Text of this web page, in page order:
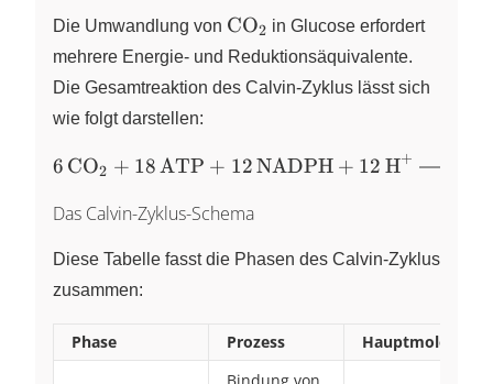
Die Umwandlung von \ce{CO2}
COX
2 in Glucose erfordert
mehrere Energie- und Reduktionsäquivalente.
Die Gesamtreaktion des Calvin-Zyklus lässt sich
wie folgt darstellen:
\ce{6
18 ATP
NADPH
+ 12 H+
C6H12O6
+ 18
6 COX
2 + 18ATP + 12NADPH + 12 HX
+
Das Calvin-Zyklus-Schema
Diese Tabelle fasst die Phasen des Calvin-Zyklus
zusammen:
Phase Prozess
Hauptmoleküle